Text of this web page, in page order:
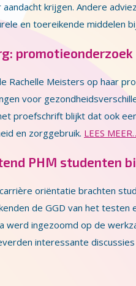
krijgen. Andere
en toereikende middelen
Rachelle Meisters op haar
voor
proefschrift blijkt dat ook
en zorggebruik. LEES
PHM studenten
oriëntatie brachten
de GGD van het
werd ingezoomd op de
interessante